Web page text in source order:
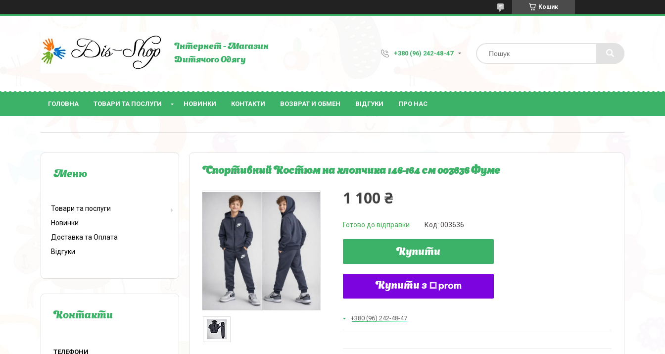
Кошик
Інтернет - Магазин
Дитячого Одягу
+380 (96) 242-48-47
ГОЛОВНА ТОВАРИ ТА ПОСЛУГИ НОВИНКИ КОНТАКТИ ВОЗВРАТ И ОБМЕН ВІДГУКИ ПРО НАС
Спортивний Костюм на хлопчика 146-164 см 003636 Фуме
1 100 ₴
Готово до відправки Код: 003636
Купити
Купити з
+380 (96) 242-48-47
Товари та послуги
Новинки
Доставка та Оплата
Відгуки
Контакти